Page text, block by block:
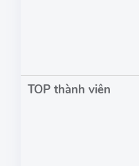
TOP thành viên